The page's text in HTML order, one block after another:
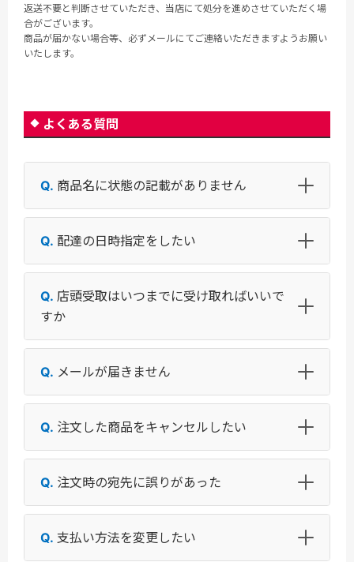
返送不要と判断させていただき、当店にて処分を進めさせていただく場
合がございます。
商品が届かない場合等、必ずメールにてご連絡いただきますようお願い
いたします。
よくある質問
商品名に状態の記載がありません
配達の日時指定をしたい
店頭受取はいつまでに受け取ればいいで
すか
メールが届きません
注文した商品をキャンセルしたい
注文時の宛先に誤りがあった
支払い方法を変更したい